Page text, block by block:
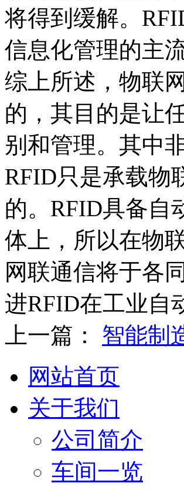
将得到缓解。
信息化管理的主
综上所述，物联
的，其目的是让
别和管理。其中
RFID只是承载物
的。RFID具备自
体上，所以在物
网联通信将于各
进RFID在工业自
上一篇： 智能制
网站首页
关于我们
公司简介
车间一览